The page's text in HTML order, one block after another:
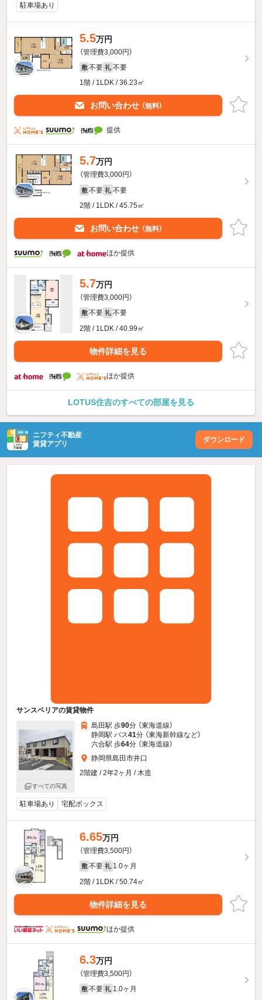
駐車場あり
5.5万円
（管理費3,000円）
敷 不要 礼 不要
1階 / 1LDK / 36.23㎡
お問い合わせ （無料）
提供
5.7万円
（管理費3,000円）
敷 不要 礼 不要
2階 / 1LDK / 45.75㎡
お問い合わせ （無料）
ほか提供
5.7万円
（管理費3,000円）
敷 不要 礼 不要
2階 / 1LDK / 40.99㎡
物件詳細を見る
ほか提供
LOTUS住吉のすべての部屋を見る
ニフティ不動産
賃貸アプリ
ダウンロード
サンスベリアの賃貸物件
すべての写真
島田駅 歩90分 （東海道線）
静岡駅 バス41分 （東海新幹線など）
六合駅 歩64分 （東海道線）
静岡県島田市井口
2階建 / 2年2ヶ月 / 木造
駐車場あり 宅配ボックス
6.65万円
（管理費3,500円）
敷 不要 礼 1.0ヶ月
2階 / 1LDK / 50.74㎡
物件詳細を見る
ほか提供
6.3万円
（管理費3,500円）
敷 不要 礼 1.0ヶ月